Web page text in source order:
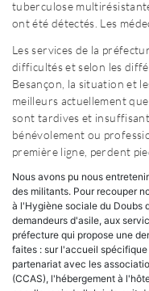
tuberculose
ont été détectés. Les
Les services de la
difficultés et selon les
Besançon, la situation et
meilleurs actuellement
sont tardives et
bénévolement ou
première ligne, perdent
Nous avons pu nous
des militants. Pour recouper
à l'Hygiène sociale du Doubs
demandeurs d'asile, aux
préfecture qui propose une
faites : sur l'accueil
partenariat avec les
(CCAS), l'hébergement à